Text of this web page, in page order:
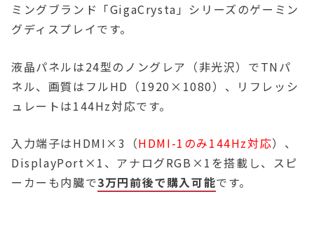
ミングブランド「GigaCrysta」シリーズのゲーミン
グディスプレイです。
液晶パネルは24型のノングレア（非光沢）でTNパ
ネル、画質はフルHD（1920×1080）、リフレッシ
ュレートは144Hz対応です。
入力端子はHDMI×3（HDMI-1のみ144Hz対応）、
DisplayPort×1、アナログRGB×1を搭載し、スピ
ーカーも内臓で3万円前後で購入可能です。